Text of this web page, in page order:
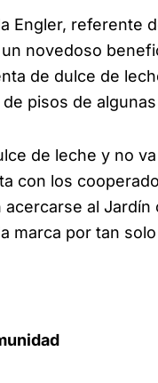
Engler, referente
novedoso
de dulce de
pisos de
de leche y no
con los
al Jardín
marca por tan